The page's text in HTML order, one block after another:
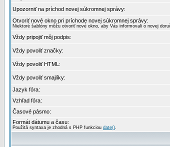
Upozorniť na príchod novej súkromnej správy:
Otvoriť nové okno pri príchode novej súkromnej správy:
Niektoré šablóny môžu otvoriť nové okno, aby Vás informovali o novej
Vždy pripojiť môj podpis:
Vždy povoliť značky:
Vždy povoliť HTML:
Vždy povoliť smajlíky:
Jazyk fóra:
Vzhľad fóra:
Časové pásmo:
Formát dátumu a času:
Použitá syntaxa je zhodná s PHP funkciou date().